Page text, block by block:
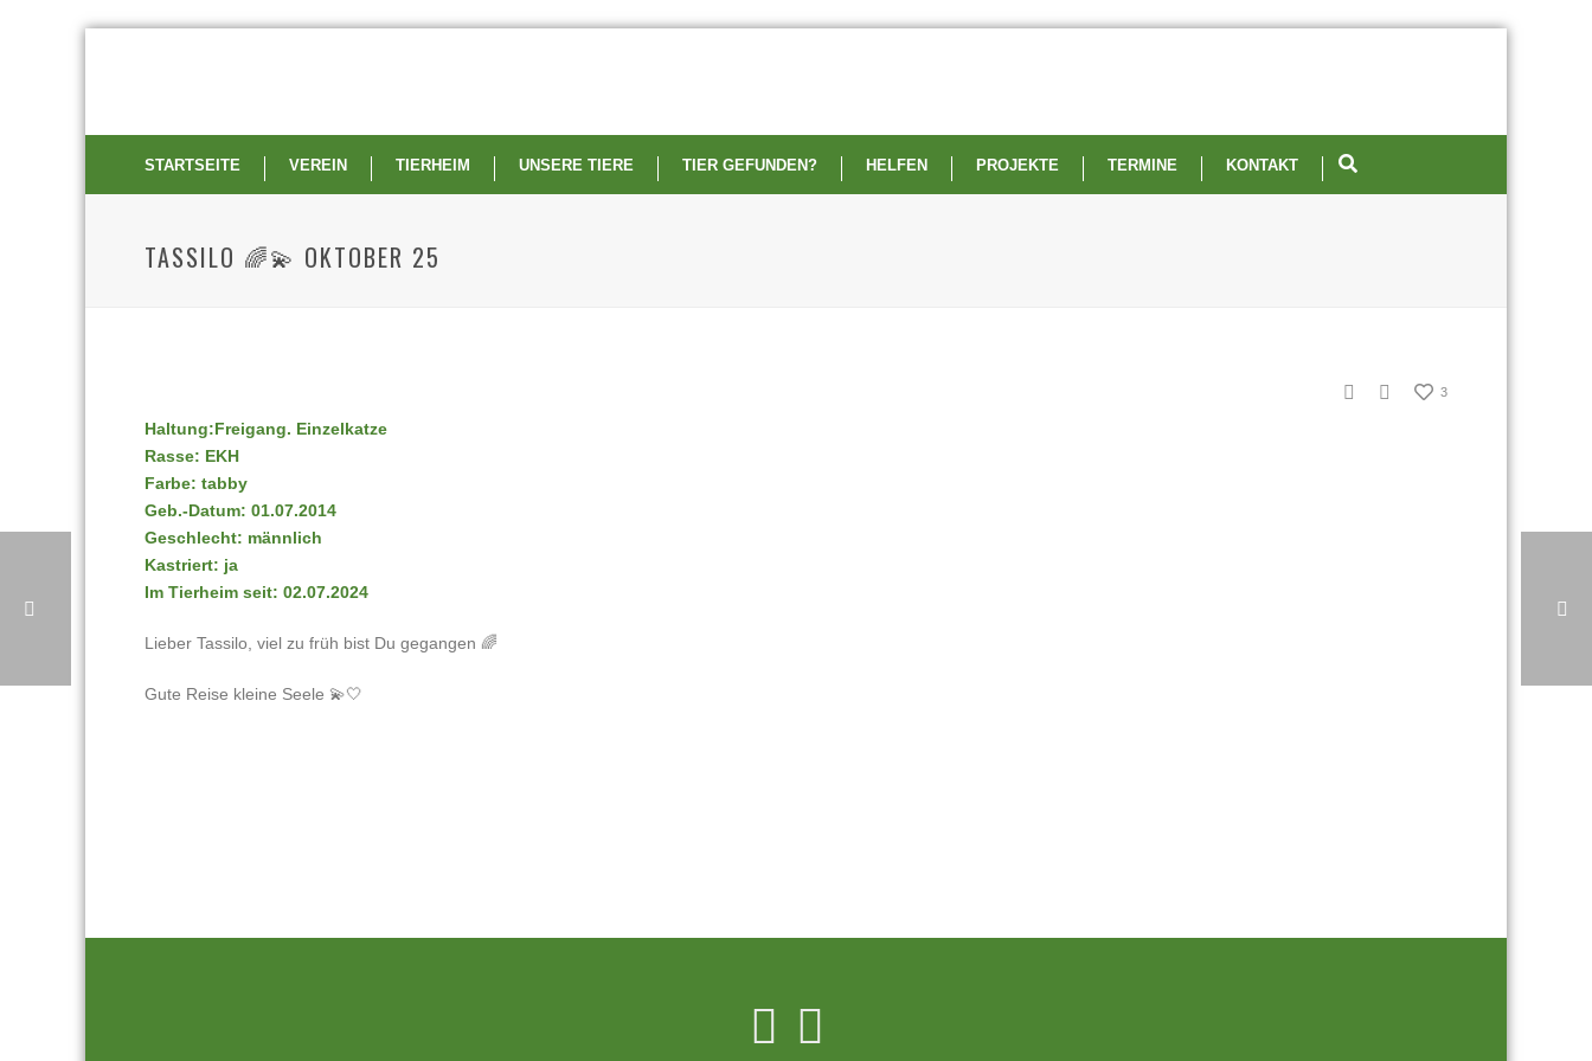
STARTSEITE VEREIN TIERHEIM UNSERE TIERE TIER GEFUNDEN? HELFEN PROJEKTE TERMINE KONTAKT
TASSILO 🌈💫 OKTOBER 25
3
Haltung:Freigang. Einzelkatze
Rasse: EKH
Farbe: tabby
Geb.-Datum: 01.07.2014
Geschlecht: männlich
Kastriert: ja
Im Tierheim seit: 02.07.2024
Lieber Tassilo, viel zu früh bist Du gegangen 🌈
Gute Reise kleine Seele 💫🤍